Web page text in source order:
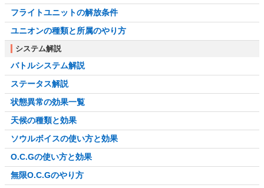
フライトユニットの解放条件
ユニオンの種類と所属のやり方
システム解説
バトルシステム解説
ステータス解説
状態異常の効果一覧
天候の種類と効果
ソウルボイスの使い方と効果
O.C.Gの使い方と効果
無限O.C.Gのやり方